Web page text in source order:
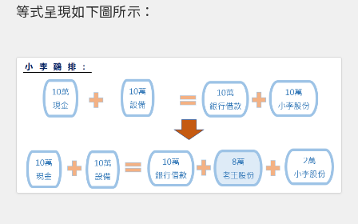
等式呈現如下圖所示：